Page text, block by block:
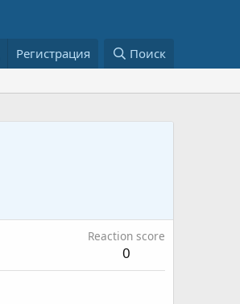
Регистрация Поиск
Reaction score
0